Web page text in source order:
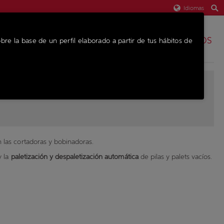
Idiomas
REPUESTOS
cortadoras y bobinadoras.
la paletización y despaletización automáticade pilas y palets vacíos.
la base de un perfil elaborado a partir de tus hábitos de